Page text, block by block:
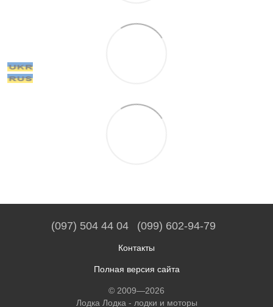
(097) 504 44 04 (099) 602-94-79
Контакты
Полная версия сайта
© 2009—2026
Лодка Лодка - лодки и моторы